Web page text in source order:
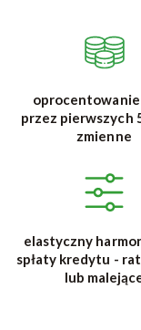
oprocentowanie
przez pierwszych
zmienne
elastyczny
spłaty kredytu -
lub